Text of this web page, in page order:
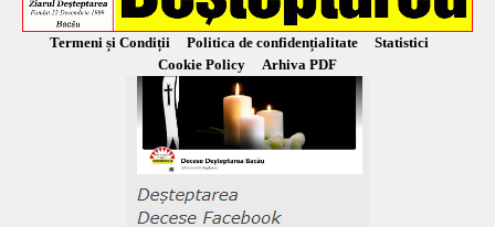
Termeni și Condiții Politica de confidențialitate
Statistici
Cookie Policy
Arhiva PDF